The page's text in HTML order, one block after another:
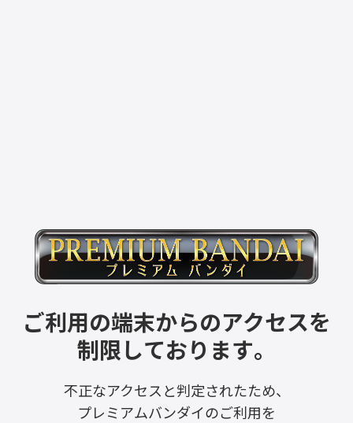
ご利用の端末からのアクセスを
制限しております。
不正なアクセスと判定されたため、
プレミアムバンダイのご利用を